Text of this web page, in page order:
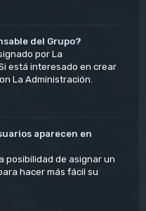
del Grupo?
por La
está interesado en crear
La Administración.
aparecen en
posibilidad de asignar un
hacer más fácil su